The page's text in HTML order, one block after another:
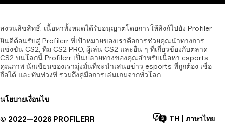
สงวนลิขสิทธิ์. เนื้อหาทั้งหมดได้รับอนุญาตโดยการให้ลิงก์ไปยัง Profiler
ยินดีต้อนรับสู่ Profilerr ที่เป้าหมายของเราคือการช่วยคุณนำทางการ
แข่งขัน CS2, ทีม CS2 PRO, ผู้เล่น CS2 และอื่น ๆ ที่เกี่ยวข้องกับตลาด
CS2 บนโลกนี้ Profilerr เป็นปลายทางของคุณสำหรับเนื้อหา esports
คุณภาพ นักเขียนของเรามุ่งมั่นที่จะนำเสนอข่าว esports ที่ถูกต้อง เชื่อ
ถือได้ และทันท่วงที รวมถึงคู่มือการเล่นเกมจากทั่วโลก
นโยบายเงื่อนไข
© 2022—2026 PROFILERR TH ภาษาไทย